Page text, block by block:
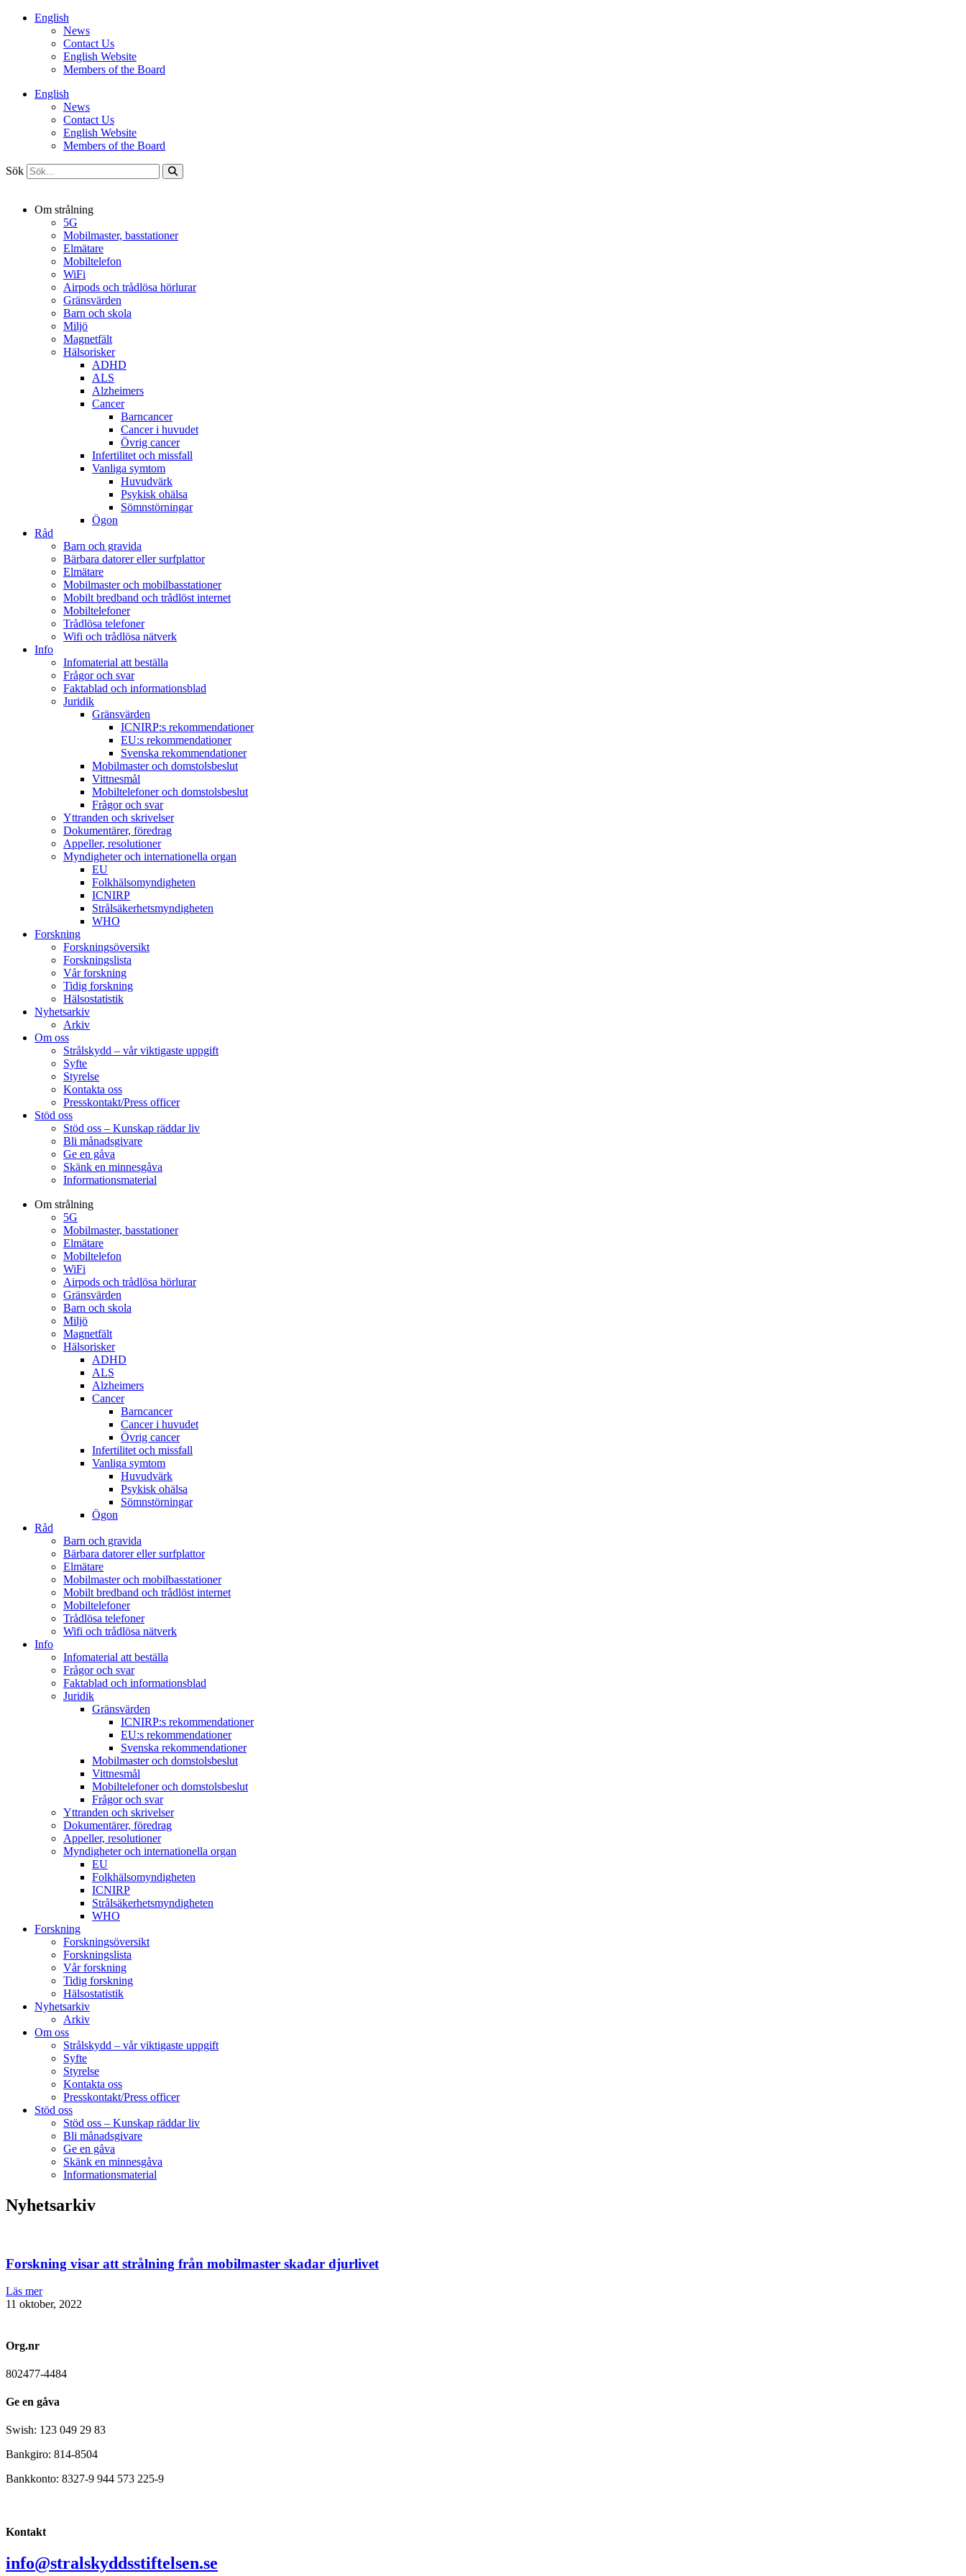
HoppaEnglish
News
Contact Us
English Website
Members of the Board
English
News
Contact Us
English Website
Members of the Board
Sök
Om strålning
5G
Mobilmaster, basstationer
Elmätare
Mobiltelefon
WiFi
Airpods och trådlösa hörlurar
Gränsvärden
Barn och skola
Miljö
Magnetfält
Hälsorisker
ADHD
ALS
Alzheimers
Cancer
Barncancer
Cancer i huvudet
Övrig cancer
Infertilitet och missfall
Vanliga symtom
Huvudvärk
Psykisk ohälsa
Sömnstörningar
Ögon
Råd
Barn och gravida
Bärbara datorer eller surfplattor
Elmätare
Mobilmaster och mobilbasstationer
Mobilt bredband och trådlöst internet
Mobiltelefoner
Trådlösa telefoner
Wifi och trådlösa nätverk
Info
Infomaterial att beställa
Frågor och svar
Faktablad och informationsblad
Juridik
Gränsvärden
ICNIRP:s rekommendationer
EU:s rekommendationer
Svenska rekommendationer
Mobilmaster och domstolsbeslut
Vittnesmål
Mobiltelefoner och domstolsbeslut
Frågor och svar
Yttranden och skrivelser
Dokumentärer, föredrag
Appeller, resolutioner
Myndigheter och internationella organ
EU
Folkhälsomyndigheten
ICNIRP
Strålsäkerhetsmyndigheten
WHO
Forskning
Forskningsöversikt
Forskningslista
Vår forskning
Tidig forskning
Hälsostatistik
Nyhetsarkiv
Arkiv
Om oss
Strålskydd – vår viktigaste uppgift
Syfte
Styrelse
Kontakta oss
Presskontakt/Press officer
Stöd oss
Stöd oss – Kunskap räddar liv
Bli månadsgivare
Ge en gåva
Skänk en minnesgåva
Informationsmaterial
Om strålning
5G
Mobilmaster, basstationer
Elmätare
Mobiltelefon
WiFi
Airpods och trådlösa hörlurar
Gränsvärden
Barn och skola
Miljö
Magnetfält
Hälsorisker
ADHD
ALS
Alzheimers
Cancer
Barncancer
Cancer i huvudet
Övrig cancer
Infertilitet och missfall
Vanliga symtom
Huvudvärk
Psykisk ohälsa
Sömnstörningar
Ögon
Råd
Barn och gravida
Bärbara datorer eller surfplattor
Elmätare
Mobilmaster och mobilbasstationer
Mobilt bredband och trådlöst internet
Mobiltelefoner
Trådlösa telefoner
Wifi och trådlösa nätverk
Info
Infomaterial att beställa
Frågor och svar
Faktablad och informationsblad
Juridik
Gränsvärden
ICNIRP:s rekommendationer
EU:s rekommendationer
Svenska rekommendationer
Mobilmaster och domstolsbeslut
Vittnesmål
Mobiltelefoner och domstolsbeslut
Frågor och svar
Yttranden och skrivelser
Dokumentärer, föredrag
Appeller, resolutioner
Myndigheter och internationella organ
EU
Folkhälsomyndigheten
ICNIRP
Strålsäkerhetsmyndigheten
WHO
Forskning
Forskningsöversikt
Forskningslista
Vår forskning
Tidig forskning
Hälsostatistik
Nyhetsarkiv
Arkiv
Om oss
Strålskydd – vår viktigaste uppgift
Syfte
Styrelse
Kontakta oss
Presskontakt/Press officer
Stöd oss
Stöd oss – Kunskap räddar liv
Bli månadsgivare
Ge en gåva
Skänk en minnesgåva
Informationsmaterial
Nyhetsarkiv
Forskning visar att strålning från mobilmaster skadar djurlivet
Läs mer
11 oktober, 2022
Org.nr
802477-4484
Ge en gåva
Swish: 123 049 29 83
Bankgiro: 814-8504
Bankkonto: 8327-9 944 573 225-9
Kontakt
info@stralskyddsstiftelsen.se